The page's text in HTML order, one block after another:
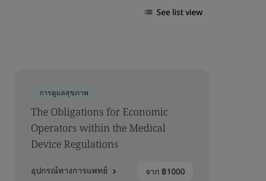
See list view
การดูแลสุขภาพ
The Obligations for Economic
Operators within the Medical
Device Regulations
อุปกรณ์ทางการแพทย์ จาก ฿1000